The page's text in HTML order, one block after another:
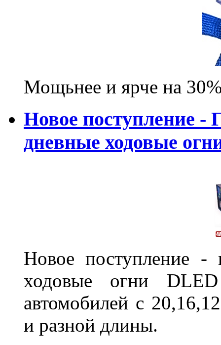
Мощьнее и ярче на
Новое поступление -
дневные ходовые
Новое поступление -
ходовые огни
автомобилей с
и разной длины.